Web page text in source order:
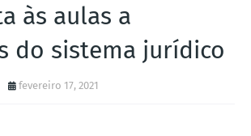
às aulas a
do sistema jurídico
fevereiro 17, 2021